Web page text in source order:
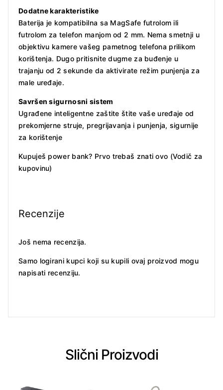
Dodatne karakteristike
Baterija je kompatibilna sa MagSafe futrolom ili
futrolom za telefon manjom od 2 mm. Nema smetnji u
objektivu kamere vašeg pametnog telefona prilikom
korištenja. Dugo pritisnite dugme za buđenje u
trajanju od 2 sekunde da aktivirate režim punjenja za
male uređaje.
Savršen sigurnosni sistem
Ugrađene inteligentne zaštite štite vaše uređaje od
prekomjerne struje, pregrijavanja i punjenja, sigurnije
za korištenje
Kupuješ power bank? Prvo trebaš znati ovo (Vodič za
kupovinu)
Recenzije
Još nema recenzija.
Samo logirani kupci koji su kupili ovaj proizvod mogu
napisati recenziju.
Slični Proizvodi